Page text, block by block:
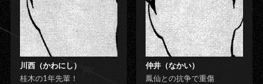
川西（かわにし）
桂木の1年先輩！
仲井（なかい）
鳳仙との抗争で重傷